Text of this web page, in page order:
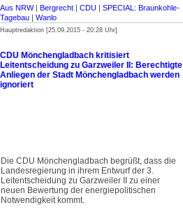
Aus NRW| Bergrecht | CDU | SPECIAL: Braunkohle-
Tagebau | Wanlo
Hauptredaktion [25.09.2015 - 20:28 Uhr]
CDU Mönchengladbach kritisiert
Leitentscheidung zu Garzweiler II: Berechtigte
Anliegen der Stadt Mönchengladbach werden
ignoriert
Die CDU Mönchengladbach begrüßt, dass die
Landesregierung in ihrem Entwurf der 3.
Leitentscheidung zu Garzweiler II zu einer
neuen Bewertung der energiepolitischen
Notwendigkeit kommt.